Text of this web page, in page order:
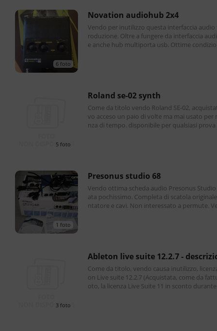
6 foto
novation audiohub 2x4
Vendo per inutilizzo questa interfaccia
roduzione. Oltre a fungere da interfaccia audio serv
e anche hub multiporta usb. Ottime condizioni este
5 foto
roland se-02 synth
Come da titolo vendo Roland SE-02,
vo acceso un paio di volte ma mai usato per
nza di tempo. disponibile per qualsiasi
1 foto
presonus studio 68
Vendo ottima scheda audio Presonus Studio
ata pochissimo. Completa di scatola
ntatore e cavi. Non interessato a permute.
3 foto
ableton live suite 12.2.7 -
Come da titolo, vendo causa inutilizzo,
on Live suite 12.2.7 (Acquistata, come da fattura in f
oto, la licenza Live Suite 11 in sconto